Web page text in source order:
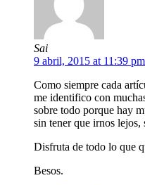
Sai
9 abril, 2015 at 11:39 pm
Como siempre cada
me identifico con
sobre todo porque hay
sin tener que irnos lejos,
Disfruta de todo lo que
Besos.